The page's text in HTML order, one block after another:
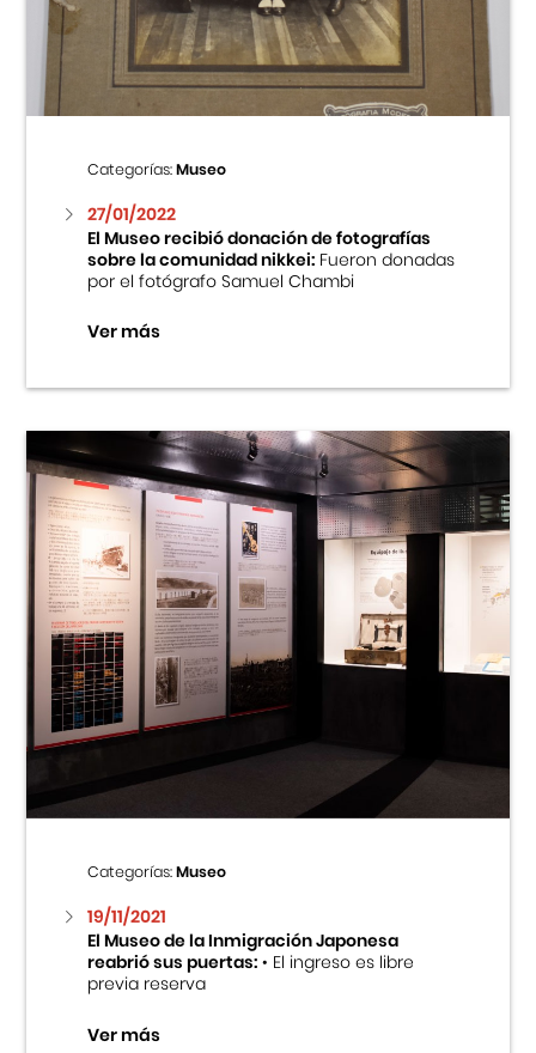
Centro Cultural Peruano Japonés
Museo de la Inmigración Japonesa
Fondo Editorial
Teatro Peruano Japonés
Categorías:Museo
27/01/2022
El Museo recibió donación de fotografías
sobre la comunidad nikkei:Fueron donadas
por el fotógrafo Samuel Chambi
Ver más
Categorías:Museo
19/11/2021
El Museo de la Inmigración Japonesa
reabrió sus puertas:• El ingreso es libre
previa reserva
Ver más